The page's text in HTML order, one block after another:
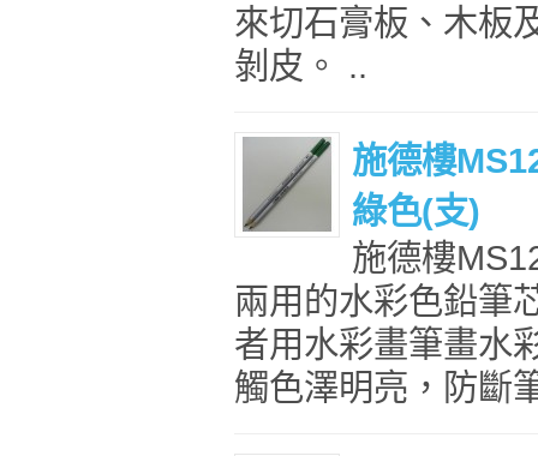
來切石膏板、木板
剝皮。 ..
施德樓
綠色(支)
施德樓
兩用的水彩色鉛筆
者用水彩畫筆畫水
觸色澤明亮，防斷